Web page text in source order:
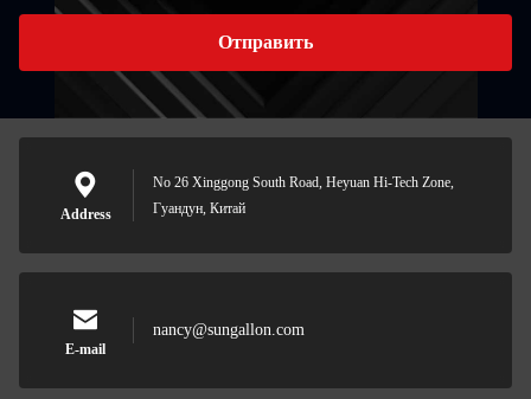
Отправить
Address
No 26 Xinggong South Road, Heyuan Hi-Tech Zone,
Гуандун, Китай
E-mail
nancy@sungallon.com